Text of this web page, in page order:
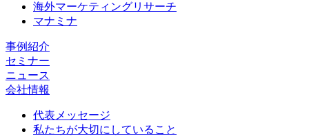
海外マーケティングリサーチ
マナミナ
事例紹介
セミナー
ニュース
会社情報
代表メッセージ
私たちが大切にしていること